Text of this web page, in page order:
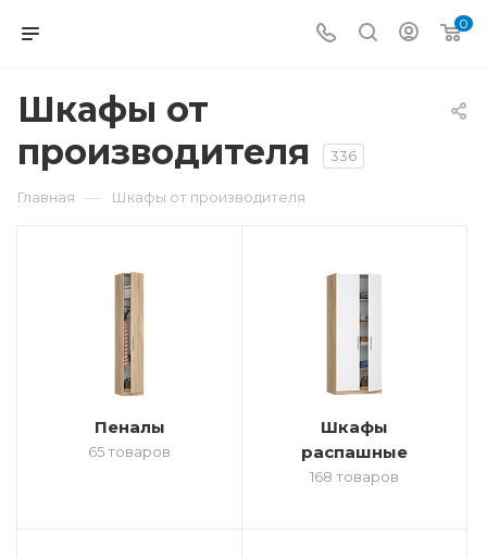
0
Шкафы от
производителя
336
Главная — Шкафы от производителя
Пеналы
65 товаров
Шкафы
распашные
168 товаров